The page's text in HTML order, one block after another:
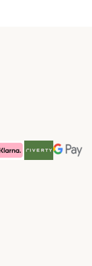
Payment Method
Payment Method
Riverty Payment
Google